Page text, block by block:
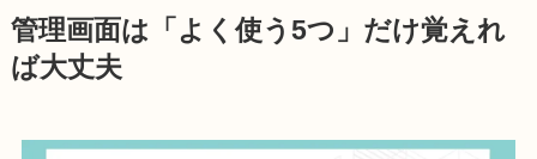
管理画面は「よく使う5つ」だけ覚えれ
ば大丈夫